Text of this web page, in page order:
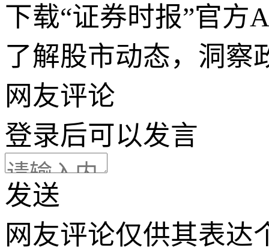
下载“证券时报”官方
了解股市动态，洞察
网友评论
登录后可以发言
发送
网友评论仅供其表达